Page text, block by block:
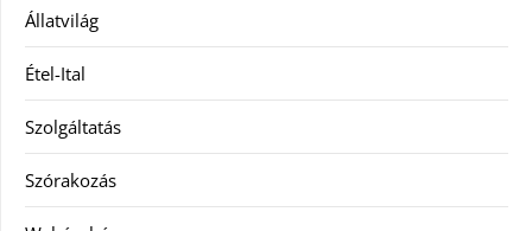
Állatvilág
Étel-Ital
Szolgáltatás
Szórakozás